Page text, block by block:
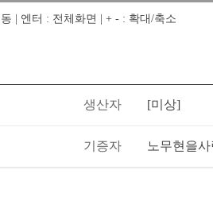
| 엔터 : 전체화면 | + - : 확대/축소
생산자 [미상]
기증자 노무현을